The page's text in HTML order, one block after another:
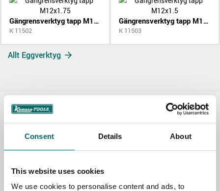
Consent Details About
This website uses cookies
We use cookies to personalise content and ads, to
Gängrensverktyg tapp M12x1.75
K 11502
Gängrensverktyg tapp M12x1.5
K 11503
Allt Eggverktyg
Contact us